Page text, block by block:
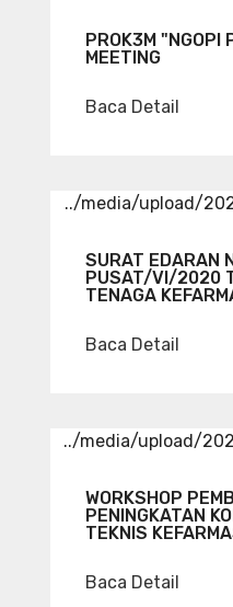
PROK3M "NGOPI
MEETING
Baca Detail
../media/upload/
SURAT EDARAN
PUSAT/VI/2020
TENAGA
Baca Detail
../media/upload/
WORKSHOP
PENINGKATAN
TEKNIS
Baca Detail